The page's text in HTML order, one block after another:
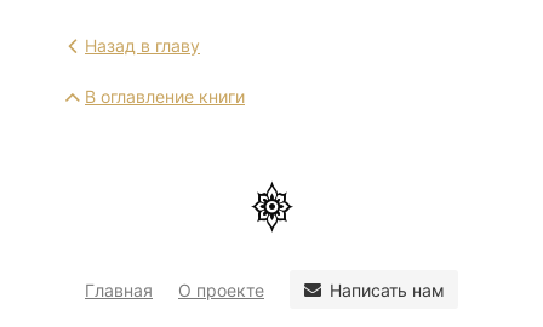
Назад в главу
В оглавление книги
Главная О проекте Написать нам